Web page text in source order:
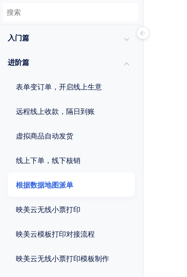
入门篇
进阶篇
表单变订单，开启线上生意
远程线上收款，隔日到账
虚拟商品自动发货
线上下单，线下核销
根据数据地图派单
映美云无线小票打印
映美云模板打印对接流程
映美云无线小票打印模板制作